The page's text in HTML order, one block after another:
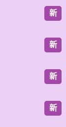
新
新
新
新